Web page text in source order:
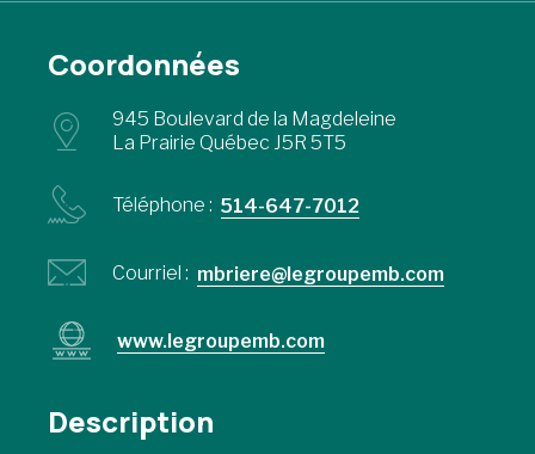
Coordonnées
945 Boulevard de la Magdeleine
La Prairie Québec J5R 5T5
Téléphone : 514-647-7012
Courriel : mbriere@legroupemb.com
www.legroupemb.com
Description